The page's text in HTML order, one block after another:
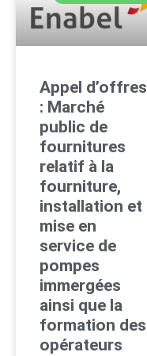
Appel d’offres
: Marché
public de
fournitures
relatif à la
fourniture,
installation et
mise en
service de
pompes
immergées
ainsi que la
formation des
opérateurs